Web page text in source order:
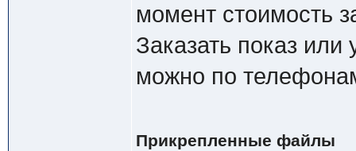
момент стоимость
Заказать показ
можно по
Прикрепленные файлы